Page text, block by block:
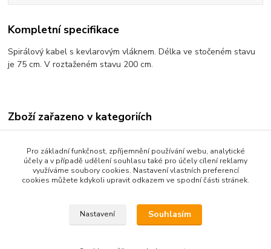
Kompletní specifikace
Spirálový kabel s kevlarovým vláknem. Délka ve stočeném stavu
je 75 cm. V roztaženém stavu 200 cm.
Zboží zařazeno v kategoriích
NÁHRADNÍ DÍLY
Kabely
Pro základní funkčnost, zpříjemnění používání webu, analytické
účely a v případě udělení souhlasu také pro účely cílení reklamy
využíváme soubory cookies. Nastavení vlastních preferencí
cookies můžete kdykoli upravit odkazem ve spodní části stránek.
Nastavení Souhlasím